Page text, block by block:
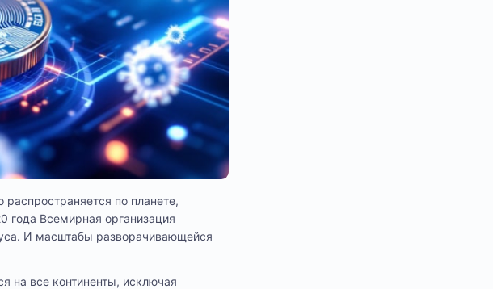
распространяется по планете,
года Всемирная организация
И масштабы разворачивающейся
на все континенты, исключая